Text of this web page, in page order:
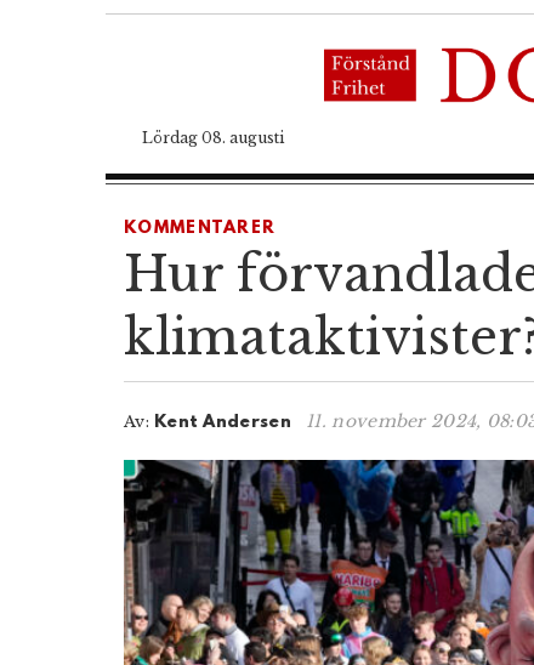
Lördag 08. augusti
KOMMENTARER
Hur
Av: Kent Andersen 11. november 2024,